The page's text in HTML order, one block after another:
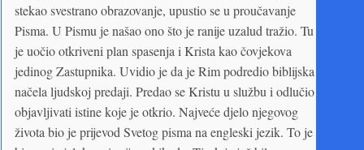
stekao svestrano obrazovanje, upustio se u proučavanje
Pisma. U Pismu je našao ono što je ranije uzalud tražio. Tu
je uočio otkriveni plan spasenja i Krista kao čovjekova
jedinog Zastupnika. Uvidio je da je Rim podredio biblijska
načela ljudskoj predaji. Predao se Kristu u službu i odlučio
objavljivati istine koje je otkrio. Najveće djelo njegovog
života bio je prijevod Svetog pisma na engleski jezik. To je